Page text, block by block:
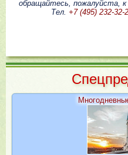
обращайтесь, пожалуйста,
Тел. +7 (495) 232-32-